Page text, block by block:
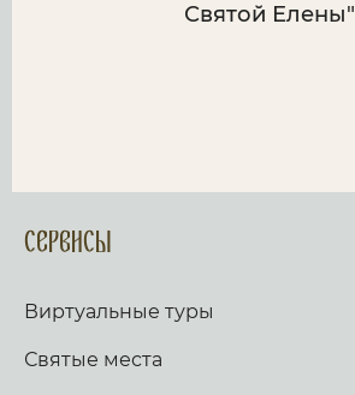
Святой Елены"
Сервисы
Виртуальные туры
Святые места